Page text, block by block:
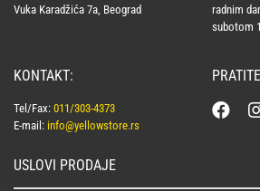
Vuka Karadžića 7a, Beograd
KONTAKT:
Tel/Fax: 011/303-4373
E-mail: info@yellowstore.rs
radnim
subotom
USLOVI PRODAJE